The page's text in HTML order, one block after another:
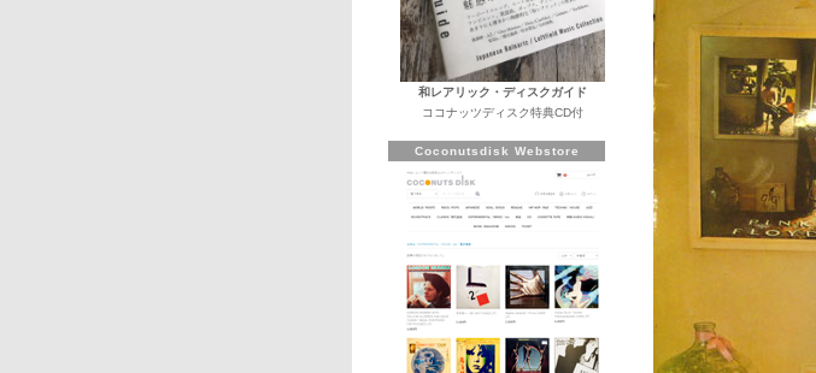
和レアリック・ディスクガイド
ココナッツディスク特典CD付
Coconutsdisk Webstore